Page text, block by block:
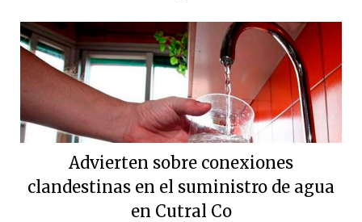
Advierten sobre conexiones
clandestinas en el suministro de agua
en Cutral Co